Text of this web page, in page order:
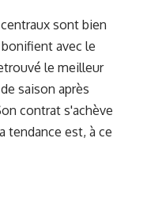
sont bien
avec le
le meilleur
saison après
contrat s'achève
tendance est, à ce